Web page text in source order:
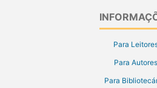
Para
Para Autores
Para